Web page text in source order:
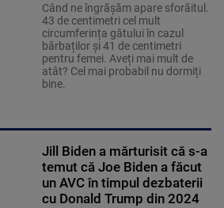
Când ne îngrășăm apare sforăitul.
43 de centimetri cel mult
circumferința gâtului în cazul
bărbaților și 41 de centimetri
pentru femei. Aveți mai mult de
atât? Cel mai probabil nu dormiți
bine.
Jill Biden a mărturisit că s-a
temut că Joe Biden a făcut
un AVC în timpul dezbaterii
cu Donald Trump din 2024